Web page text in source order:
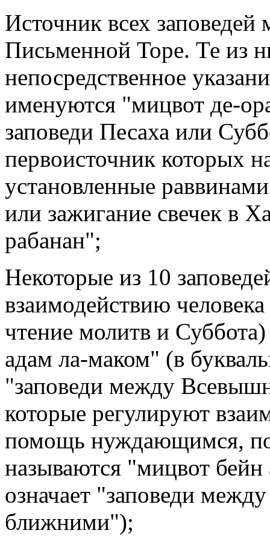
Источник всех заповедей
Письменной Торе. Те из
непосредственное
именуются "мицвот де-
заповеди Песаха или
первоисточник которых
установленные
или зажигание свечек в
рабанан";
Некоторые из 10
взаимодействию
чтение молитв и
адам ла-маком" (в
"заповеди между
которые регулируют
помощь нуждающимся,
называются "мицвот бейн
означает "заповеди
ближними");